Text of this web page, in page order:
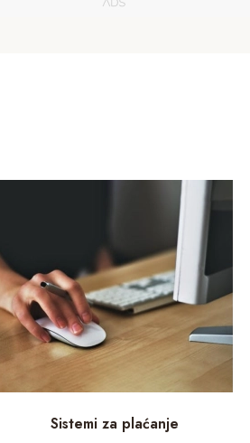
Sistemi za plaćanje